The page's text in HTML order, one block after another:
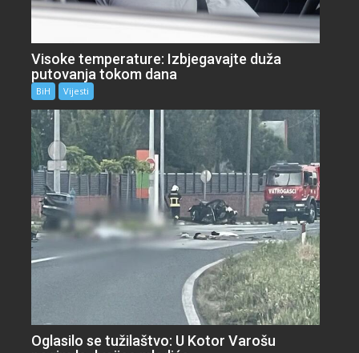
Visoke temperature: Izbjegavajte duža
putovanja tokom dana
BiH Vijesti
Oglasilo se tužilaštvo: U Kotor Varošu